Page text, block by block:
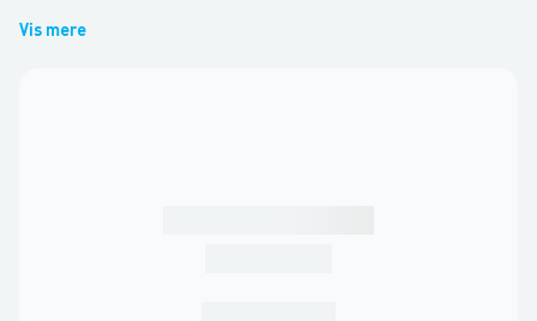
Vis mere